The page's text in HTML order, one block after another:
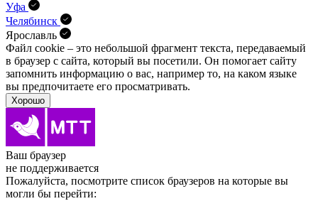
Уфа
Челябинск
Ярославль
Файл cookie – это небольшой фрагмент текста, передава­емый
в браузер с сайта, который вы посетили. Он помо­гает сайту
запомнить информацию о вас, например то, на каком языке
вы предпочитаете его просматривать.
Хорошо
Ваш браузер
не поддерживается
Пожалуйста, посмотрите список браузеров на которые вы
могли бы перейти: